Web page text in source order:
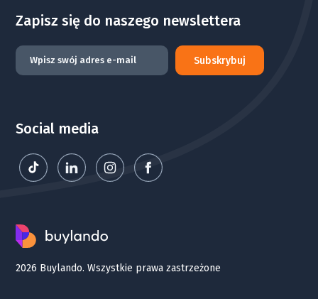
Zapisz się do naszego newslettera
Subskrybuj
Social media
2026 Buylando. Wszystkie prawa zastrzeżone